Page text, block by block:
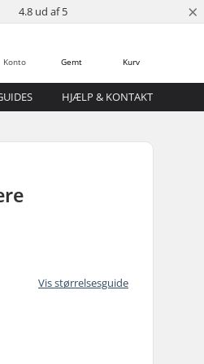
4.8 ud af 5 ×
Kurv
Gemt
Konto
HJÆLP & KONTAKT
Vis størrelsesguide